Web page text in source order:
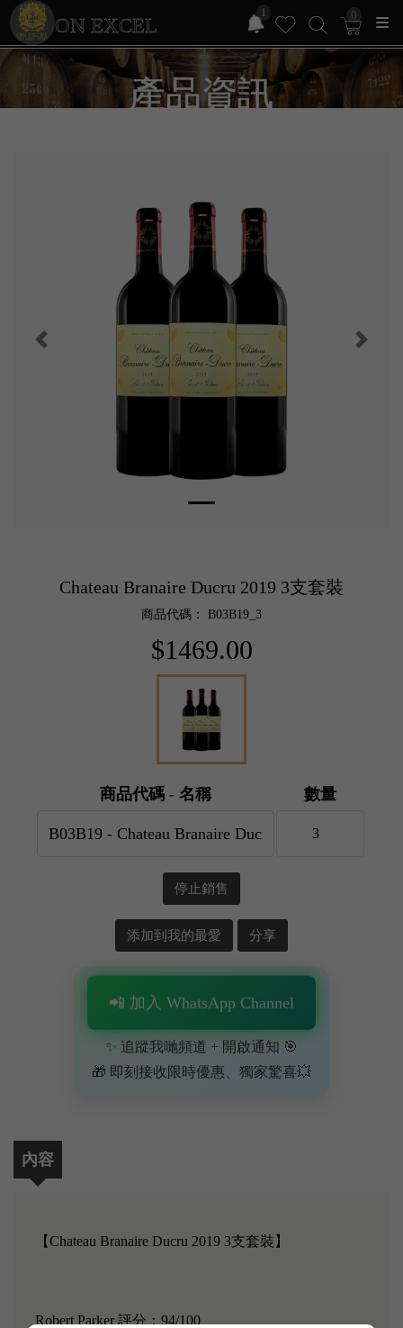
ON EXCEL
1 0
產品資訊
Chateau Branaire Ducru 2019 3支套裝
商品代碼： B03B19_3
$1469.00
商品代碼 - 名稱 數量
停止銷售
添加到我的最愛 分享
📲 加入 WhatsApp Channel
✨ 追蹤我哋頻道 + 開啟通知 🎯
🎁 即刻接收限時優惠、獨家驚喜💥
內容
【Chateau Branaire Ducru 2019 3支套裝 】
Robert Parker 評分：94/100